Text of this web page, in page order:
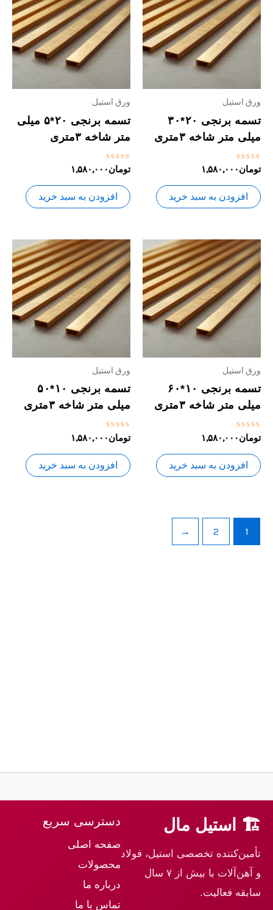
ورق استیل
تسمه برنجی ۲۰*۳۰
میلی متر شاخه ۳متری
نمره
0
از
5
تومان۱,۵۸۰,۰۰۰
افزودن به سبد خرید
ورق استیل
تسمه برنجی ۲۰*۵ میلی
متر شاخه ۳متری
نمره
0
از
5
تومان۱,۵۸۰,۰۰۰
افزودن به سبد خرید
ورق استیل
تسمه برنجی ۱۰*۶۰
میلی متر شاخه ۳متری
نمره
0
از
5
تومان۱,۵۸۰,۰۰۰
افزودن به سبد خرید
ورق استیل
تسمه برنجی ۱۰*۵۰
میلی متر شاخه ۳متری
نمره
0
از
5
تومان۱,۵۸۰,۰۰۰
افزودن به سبد خرید
1
2
←
🏗 استیل مال
تأمین‌کننده تخصصی استیل، فولاد
و آهن‌آلات با بیش از ۷ سال
سابقه فعالیت.
دسترسی سریع
صفحه اصلی
محصولات
درباره ما
تماس با ما